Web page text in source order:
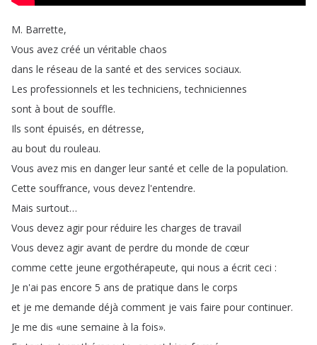
M. Barrette,
Vous avez créé un véritable chaos
dans le réseau de la santé et des services sociaux.
Les professionnels et les techniciens,techniciennes
sont à bout de souffle.
Ils sont épuisés, en détresse,
au bout du rouleau.
Vous avez mis en danger leur santé et celle de la population.
Cette souffrance, vous devez l'entendre.
Mais surtout…
Vous devez agir pour réduire les charges de travail
Vous devez agir avant de perdre du monde de cœur
comme cette jeune ergothérapeute, qui nous a écrit ceci :
Je n'ai pas encore 5 ans de pratique dans le corps
et je me demande déjà comment je vais faire pour continuer.
Je me dis «une semaine à la fois».